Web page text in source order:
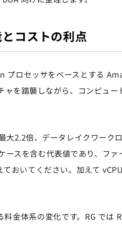
コストの利点
プロセッサをベースとする
を踏襲しながら、コンピュ
2.2倍、データレイクワーク
スを含む代表値であり、ファ
おいてください。加えて
金体系の変化です。RG で